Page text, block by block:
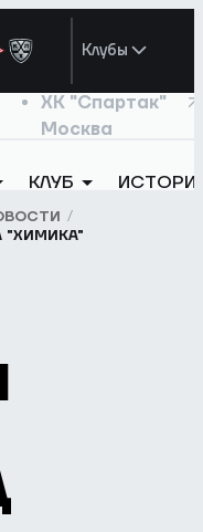
Клубы
ХК "Спартак"
Москва
КЛУБ
"ХИМИКА"